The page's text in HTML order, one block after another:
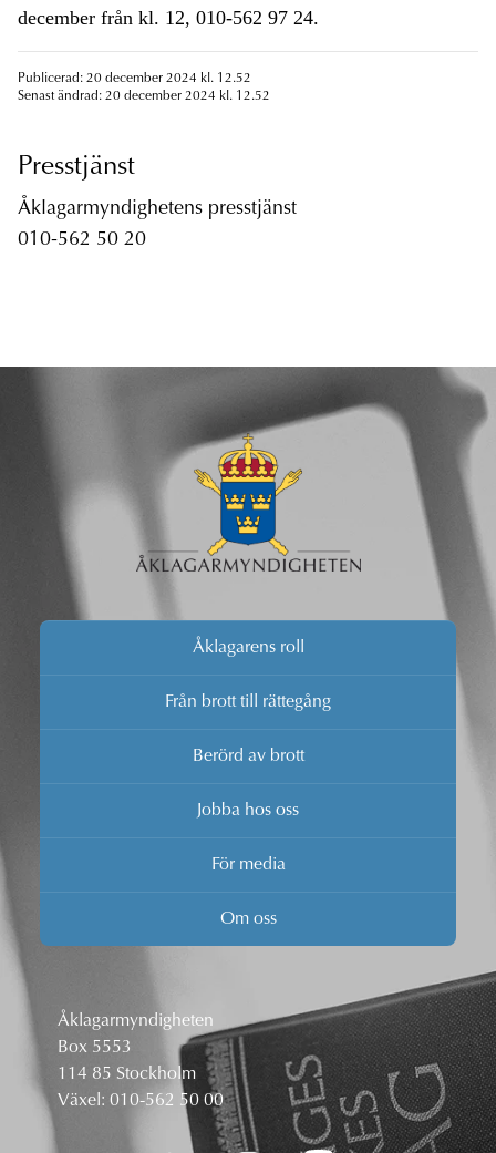
december från kl. 12, 010-562 97 24.
Publicerad: 20 december 2024 kl. 12.52
Senast ändrad: 20 december 2024 kl. 12.52
Presstjänst
Åklagarmyndighetens presstjänst
010-562 50 20
Åklagarens roll
Från brott till rättegång
Berörd av brott
Jobba hos oss
För media
Om oss
Åklagarmyndigheten
Box 5553
114 85 Stockholm
Växel: 010-562 50 00